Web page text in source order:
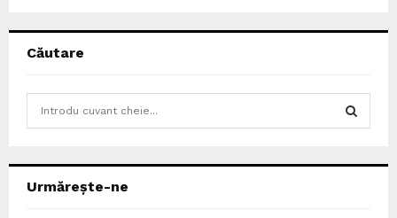
Căutare
h
Urmărește-ne